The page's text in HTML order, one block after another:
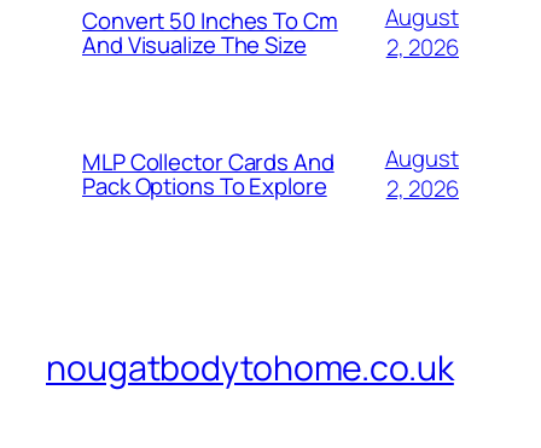
Convert 50 Inches To Cm
And Visualize The Size
August
2, 2026
MLP Collector Cards And
Pack Options To Explore
August
2, 2026
nougatbodytohome.co.uk